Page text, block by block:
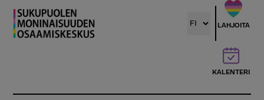
Hyppää
pääsisältöön
LAHJOITA
KALENTERI